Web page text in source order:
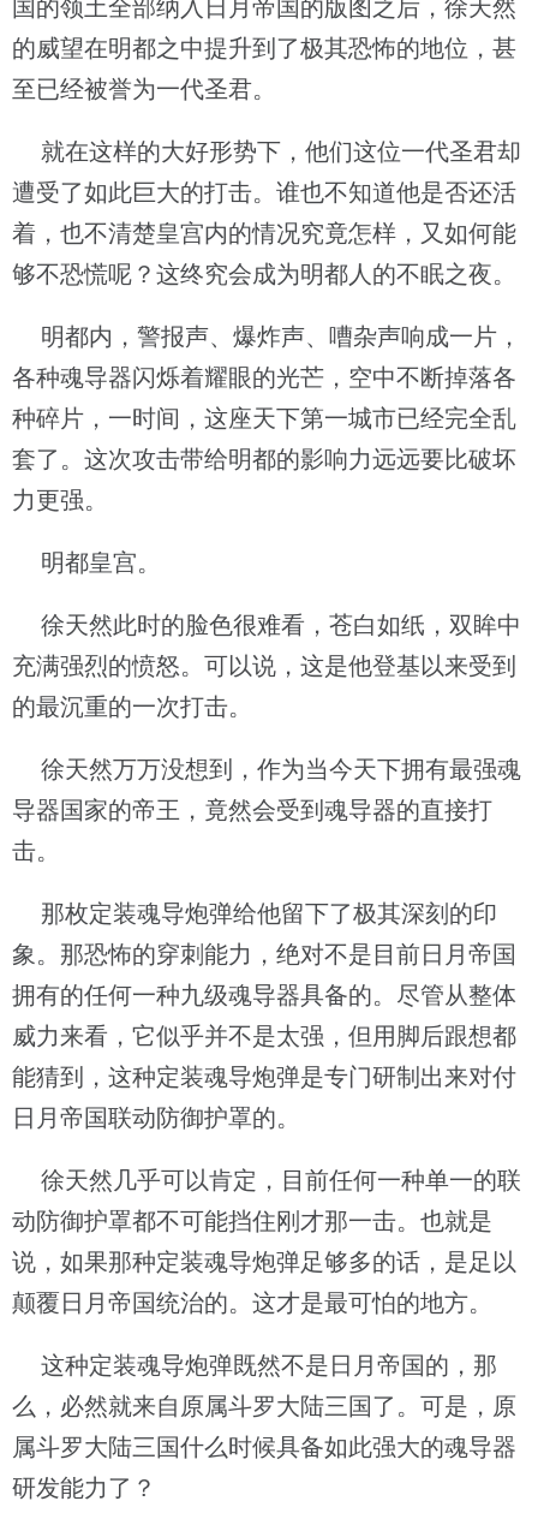
国的领土全部纳入日月帝国的版图之后，徐天然
的威望在明都之中提升到了极其恐怖的地位，甚
至已经被誉为一代圣君。
就在这样的大好形势下，他们这位一代圣君却
遭受了如此巨大的打击。谁也不知道他是否还活
着，也不清楚皇宫内的情况究竟怎样，又如何能
够不恐慌呢？这终究会成为明都人的不眠之夜。
明都内，警报声、爆炸声、嘈杂声响成一片，
各种魂导器闪烁着耀眼的光芒，空中不断掉落各
种碎片，一时间，这座天下第一城市已经完全乱
套了。这次攻击带给明都的影响力远远要比破坏
力更强。
明都皇宫。
徐天然此时的脸色很难看，苍白如纸，双眸中
充满强烈的愤怒。可以说，这是他登基以来受到
的最沉重的一次打击。
徐天然万万没想到，作为当今天下拥有最强魂
导器国家的帝王，竟然会受到魂导器的直接打
击。
那枚定装魂导炮弹给他留下了极其深刻的印
象。那恐怖的穿刺能力，绝对不是目前日月帝国
拥有的任何一种九级魂导器具备的。尽管从整体
威力来看，它似乎并不是太强，但用脚后跟想都
能猜到，这种定装魂导炮弹是专门研制出来对付
日月帝国联动防御护罩的。
徐天然几乎可以肯定，目前任何一种单一的联
动防御护罩都不可能挡住刚才那一击。也就是
说，如果那种定装魂导炮弹足够多的话，是足以
颠覆日月帝国统治的。这才是最可怕的地方。
这种定装魂导炮弹既然不是日月帝国的，那
么，必然就来自原属斗罗大陆三国了。可是，原
属斗罗大陆三国什么时候具备如此强大的魂导器
研发能力了？